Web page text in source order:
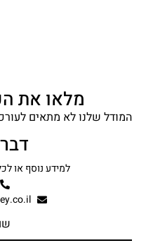
מלאו את
המודל שלנו לא מתאים
למידע נוסף או